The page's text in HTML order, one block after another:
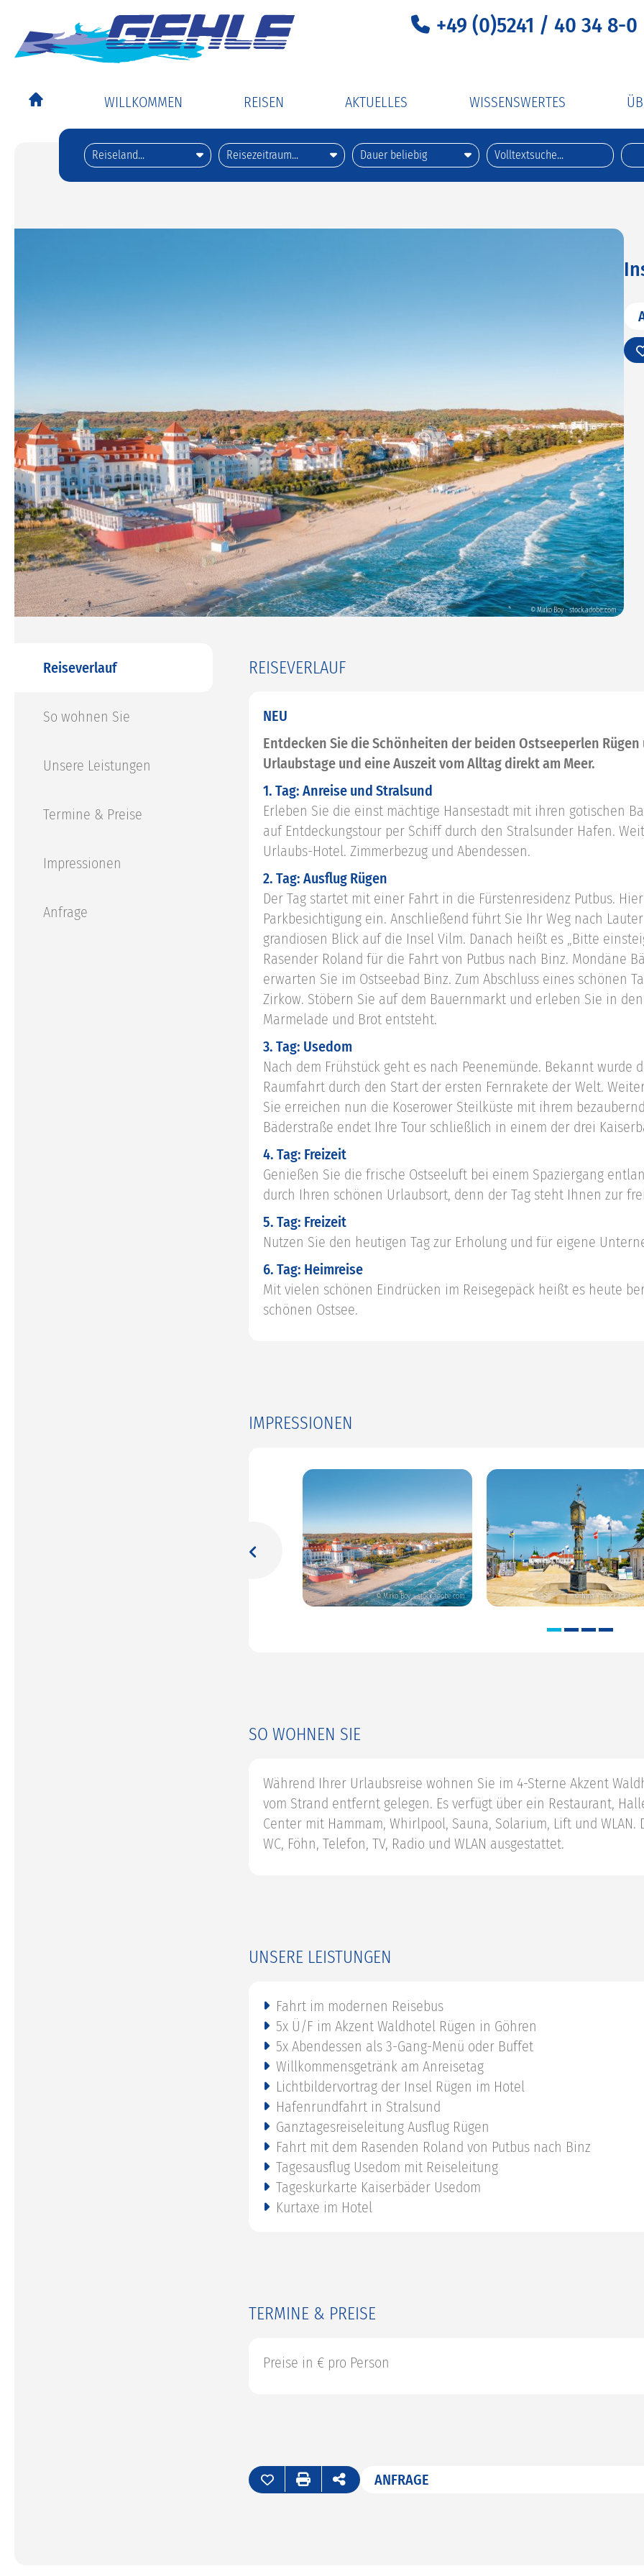
+49 (0)5241 / 40 34 8-0
WILLKOMMEN REISEN
Tagesfahrten der Extraklasse
Goldener September
AKTUELLES WISSENSWERTES
Gehle Reise-ABC
Richtiges Kofferpacken
© Mirko Boy - stock.adobe.com
Reiseverlauf
So wohnen Sie
Unsere Leistungen
Termine & Preise
Impressionen
Anfrage
REISEVERLAUF
NEU
Entdecken Sie die Schönheiten der beiden Ostseeperlen
Urlaubstage und eine Auszeit vom Alltag direkt am Meer.
1. Tag: Anreise und Stralsund
Erleben Sie die einst mächtige Hansestadt mit ihren gotischen
auf Entdeckungstour per Schiff durch den Stralsunder Hafen.
Urlaubs-Hotel. Zimmerbezug und Abendessen.
2. Tag: Ausflug Rügen
Der Tag startet mit einer Fahrt in die Fürstenresidenz Putbus.
Parkbesichtigung ein. Anschließend führt Sie Ihr Weg nach
grandiosen Blick auf die Insel Vilm. Danach heißt es „Bitte
Rasender Roland für die Fahrt von Putbus nach Binz. Mondäne
erwarten Sie im Ostseebad Binz. Zum Abschluss eines schönen
Zirkow. Stöbern Sie auf dem Bauernmarkt und erleben Sie in
Marmelade und Brot entsteht.
3. Tag: Usedom
Nach dem Frühstück geht es nach Peenemünde. Bekannt wurde
Raumfahrt durch den Start der ersten Fernrakete der Welt.
Sie erreichen nun die Koserower Steilküste mit ihrem
Bäderstraße endet Ihre Tour schließlich in einem der drei
4. Tag: Freizeit
Genießen Sie die frische Ostseeluft bei einem Spaziergang
durch Ihren schönen Urlaubsort, denn der Tag steht Ihnen zur
5. Tag: Freizeit
Nutzen Sie den heutigen Tag zur Erholung und für eigene
6. Tag: Heimreise
Mit vielen schönen Eindrücken im Reisegepäck heißt es heute
schönen Ostsee.
IMPRESSIONEN
Previous
© Mirko Boy - stock.adobe.com © Nina -
SO WOHNEN SIE
Während Ihrer Urlaubsreise wohnen Sie im 4-Sterne Akzent
vom Strand entfernt gelegen. Es verfügt über ein Restaurant,
Center mit Hammam, Whirlpool, Sauna, Solarium, Lift und
WC, Föhn, Telefon, TV, Radio und WLAN ausgestattet.
UNSERE LEISTUNGEN
Fahrt im modernen Reisebus
5x Ü/F im Akzent Waldhotel Rügen in Göhren
5x Abendessen als 3-Gang-Menü oder Buffet
Willkommensgetränk am Anreisetag
Lichtbildervortrag der Insel Rügen im Hotel
Hafenrundfahrt in Stralsund
Ganztagesreiseleitung Ausflug Rügen
Fahrt mit dem Rasenden Roland von Putbus nach Binz
Tagesausflug Usedom mit Reiseleitung
Tageskurkarte Kaiserbäder Usedom
Kurtaxe im Hotel
TERMINE & PREISE
Preise in € pro Person
ANFRAGE